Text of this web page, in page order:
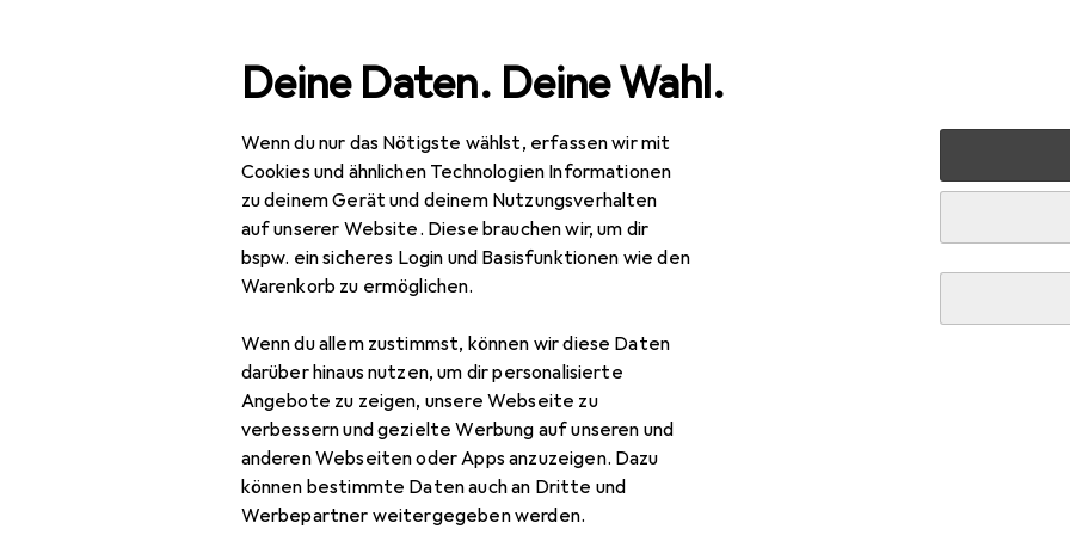
Deine Daten. Deine Wahl.
Wenn du nur das Nötigste wählst, erfassen wir mit
Cookies und ähnlichen Technologien Informationen
zu deinem Gerät und deinem Nutzungsverhalten
auf unserer Website. Diese brauchen wir, um dir
bspw. ein sicheres Login und Basisfunktionen wie den
Warenkorb zu ermöglichen.
Wenn du allem zustimmst, können wir diese Daten
darüber hinaus nutzen, um dir personalisierte
Angebote zu zeigen, unsere Webseite zu
verbessern und gezielte Werbung auf unseren und
anderen Webseiten oder Apps anzuzeigen. Dazu
können bestimmte Daten auch an Dritte und
Werbepartner weitergegeben werden.
Navigation nach Kategorien Gesamtsortiment Wohnen Möbel Vicco
EUR
206,94
Zubehör für Vicco Spülenunterschrank
Hier findest du passendes Zubehör zum Produkt Vicco Spülenunterschrank Fame-Line